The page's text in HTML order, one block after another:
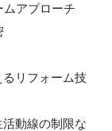
アプローチ
るリフォーム技
動線の制限な